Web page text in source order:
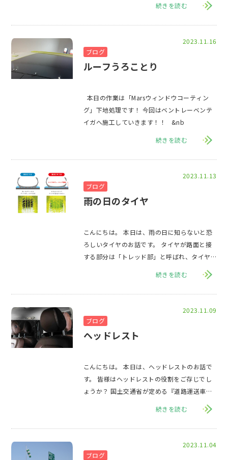
続きを読む
2023.11.16
ブログ
ルーフうろことり
グ」下地処理です！ 今回はベントレーベンテ
イガへ施工していきます！！ &nb
続きを読む
2023.11.13
ブログ
雨の日のタイヤ
こんにちは。 本日は、雨の日に知らないと恐
ろしいタイヤのお話です。 タイヤが路面と接
する部分は「トレッド部」と呼ばれ、タイヤ
の種類によって様々な溝・切り込みが入れら
続きを読む
2023.11.09
ブログ
ヘッドレスト
こんにちは。 本日は、ヘッドレストのお話で
す。 皆様はヘッドレストの役割をご存じでし
ょうか？ 国土交通省が定める『道路運送車両
続きを読む
2023.11.04
ブログ